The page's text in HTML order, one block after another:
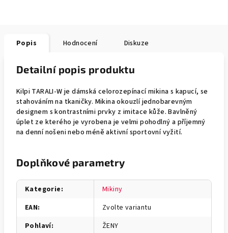
Popis Hodnocení Diskuze
Detailní popis produktu
Kilpi TARALI-W je dámská celorozepínací mikina s kapucí, se
stahováním na tkaničky. Mikina okouzlí jednobarevným
designem s kontrastními prvky z imitace kůže. Bavlněný
úplet ze kterého je vyrobena je velmi pohodlný a příjemný
na denní nošeni nebo méně aktivní sportovní vyžití.
Doplňkové parametry
Kategorie:
Mikiny
EAN:
Zvolte variantu
Pohlaví:
ŽENY